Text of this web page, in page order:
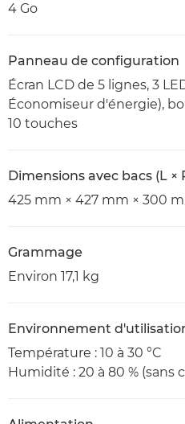
4 Go
Panneau de configuration
Écran LCD de 5 lignes, 3
Économiseur d'énergie),
10 touches
Dimensions avec bacs (L ×
425 mm × 427 mm × 300
Grammage
Environ 17,1 kg
Environnement
Température : 10 à 30 °C
Humidité : 20 à 80 % (sans